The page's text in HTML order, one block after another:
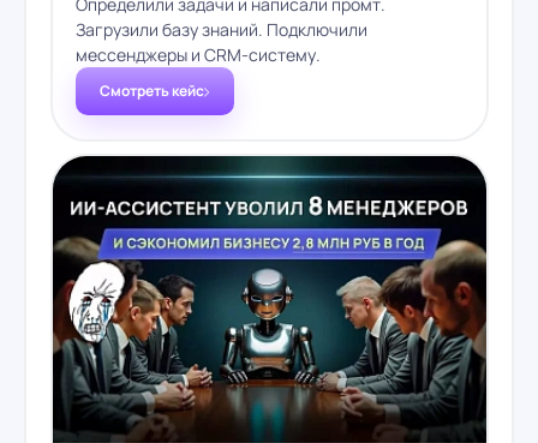
Загрузили базу знаний. Подключили
мессенджеры и CRM-систему.
Смотреть кейс